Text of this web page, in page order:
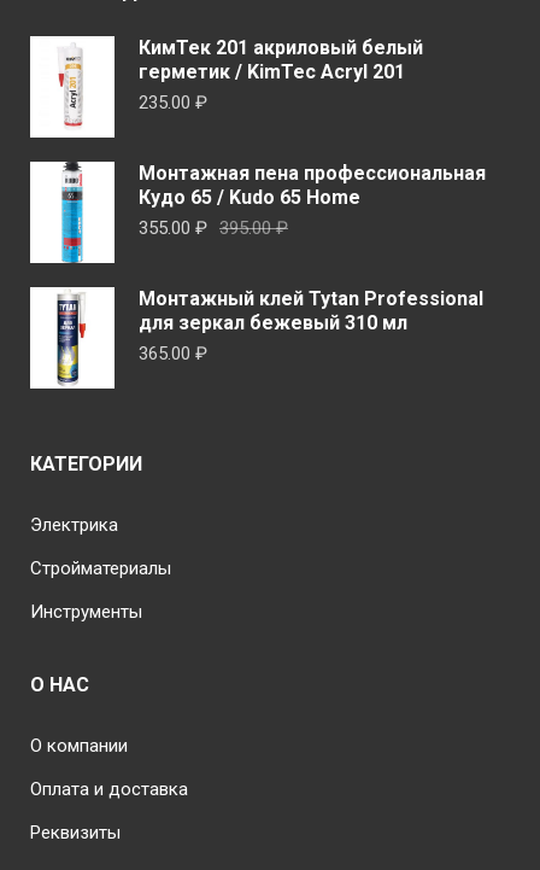
КимТек 201 акриловый белый
герметик / KimTec Acryl 201
235.00 ₽
Монтажная пена профессиональная
Кудо 65 / Kudo 65 Home
395.00₽Первоначальная
395.00 ₽.
355.00 ₽
Текущая
Монтажный клей Tytan Professional
для зеркал бежевый 310 мл
365.00 ₽
КАТЕГОРИИ
Электрика
Стройматериалы
Инструменты
О НАС
О компании
Оплата и доставка
Реквизиты